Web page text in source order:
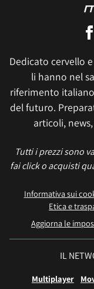
Dedicato cervello
li hanno nel
riferimento
del futuro.
articoli,
Tutti i prezzi sono
fai click o acquisti
Informativa sui
Etica e
Aggiorna le
IL
Multiplayer